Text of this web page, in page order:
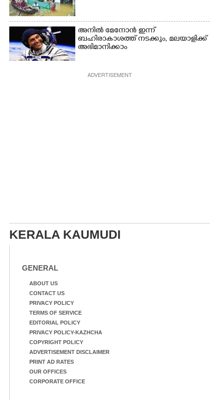
അനിൽ മേനോൻ ഇന്ന്
ബഹിരാകാശത്ത് നടക്കും, മലയാളിക്ക്
അഭിമാനിക്കാം
ADVERTISEMENT
KERALA KAUMUDI
GENERAL
ABOUT US
CONTACT US
PRIVACY POLICY
TERMS OF SERVICE
EDITORIAL POLICY
PRIVACY POLICY-KAZHCHA
COPYRIGHT POLICY
ADVERTISEMENT DISCLAIMER
PRINT AD RATES
OUR OFFICES
CORPORATE OFFICE